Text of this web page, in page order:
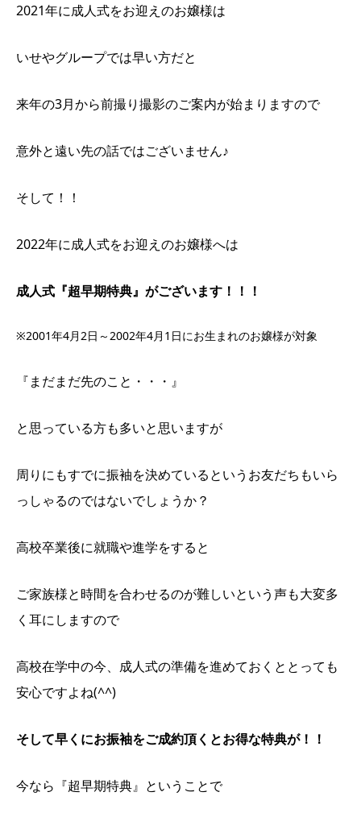
2021年に成人式をお迎えのお嬢様は
いせやグループでは早い方だと
来年の3月から前撮り撮影のご案内が始まりますので
意外と遠い先の話ではございません♪
そして！！
2022年に成人式をお迎えのお嬢様へは
成人式『超早期特典』がございます！！！
※2001年4月2日～2002年4月1日にお生まれのお嬢様が対象
『まだまだ先のこと・・・』
と思っている方も多いと思いますが
周りにもすでに振袖を決めているというお友だちもいら
っしゃるのではないでしょうか？
高校卒業後に就職や進学をすると
ご家族様と時間を合わせるのが難しいという声も大変多
く耳にしますので
高校在学中の今、成人式の準備を進めておくととっても
安心ですよね(^^)
そして早くにお振袖をご成約頂くとお得な特典が！！
今なら『超早期特典』ということで